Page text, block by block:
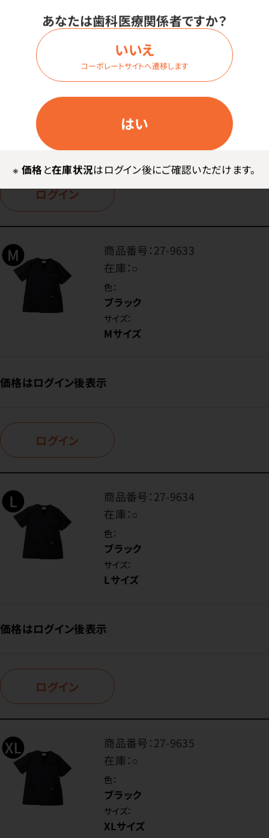
あなたは歯科医療関係者ですか？
はい
いいえ
コーポレートサイトへ遷移します
※ 価格と在庫状況はログイン後にご確認いただけます。
在庫：○
メチルブルー
サイズ：
2XLサイズ
価格はログイン後表示
ログイン
商品番号：27-9633
在庫：○
色：
ブラック
サイズ：
Mサイズ
価格はログイン後表示
ログイン
商品番号：27-9634
在庫：○
色：
ブラック
サイズ：
Lサイズ
価格はログイン後表示
ログイン
商品番号：27-9635
在庫：○
色：
ブラック
サイズ：
XLサイズ